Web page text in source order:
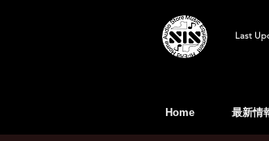
Last
Home 最新情